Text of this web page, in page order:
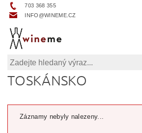
703 368 355
INFO@WINEME.CZ
TOSKÁNSKO
Záznamy nebyly nalezeny...